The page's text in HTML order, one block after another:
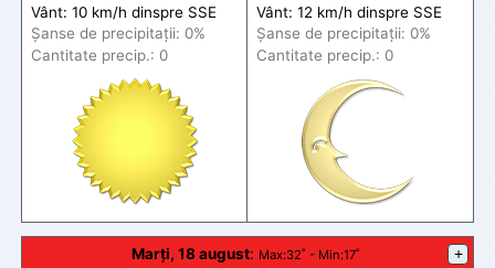
Vânt: 10 km/h dinspre SSE
Șanse de precipitații: 0%
Cantitate precip.: 0
Vânt: 12 km/h dinspre SSE
Șanse de precipitații: 0%
Cantitate precip.: 0
Marți, 18 august: Max:32˚ - Min:17˚ +